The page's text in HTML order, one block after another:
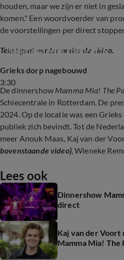
houden, maar we zijn er niet in
komen." Een woordvoerder van
de voorstellingen per direct
Tekst gaat verder onder de video.
3:30
Horace Cohen krijgt
Mamma Mia the Party
Grieks dorp nagebouwd
De dinnershow Mamma Mia! The
Schiecentrale in Rotterdam. De
2024. Op de locatie was een
publiek zich bevindt. Tot de
meer Anouk Maas, Kaj van der
bovenstaande video), Wieneke
Lees ook
Dinnershow
direct
Kaj van der Voort
Mamma Mia! The